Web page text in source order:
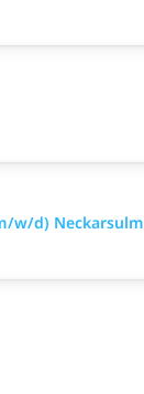
w/d) Neckarsulm